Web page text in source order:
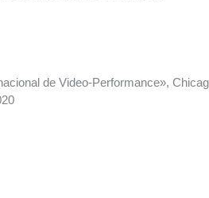
de Video-Performance»,